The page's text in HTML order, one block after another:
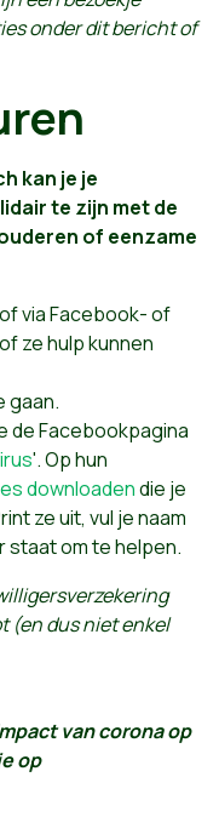
onder dit bericht of
kan je je
te zijn met de
of eenzame
via Facebook- of
ze hulp kunnen
gaan.
de Facebookpagina
'. Op hun
downloadendie je
ze uit, vul je naam
staat om te helpen.
(en dus niet enkel
van corona op
op